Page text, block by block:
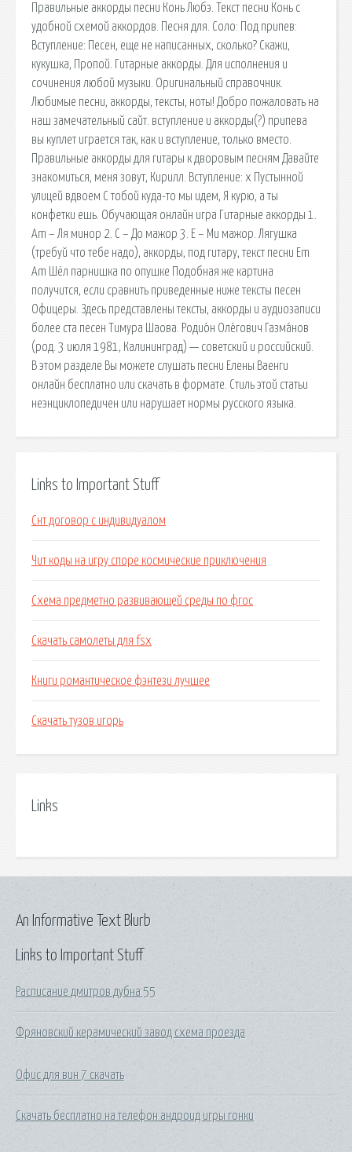
Правильные аккорды песни Конь Любэ. Текст песни Конь с
удобной схемой аккордов. Песня для. Соло: Под припев:
Вступление: Песен, еще не написанных, сколько? Скажи,
кукушка, Пропой. Гитарные аккорды. Для исполнения и
сочинения любой музыки. Оригинальный справочник.
Любимые песни, аккорды, тексты, ноты! Добро пожаловать на
наш замечательный сайт. вступление и аккорды(?) припева
вы куплет играется так, как и вступление, только вместо.
Правильные аккорды для гитары к дворовым песням Давайте
знакомиться, меня зовут, Кирилл. Вступление: x Пустынной
улицей вдвоем С тобой куда-то мы идем, Я курю, а ты
конфетки ешь. Обучающая онлайн игра Гитарные аккорды 1.
Am – Ля минор 2. C – До мажор 3. E – Ми мажор. Лягушка
(требуй что тебе надо), аккорды, под гитару, текст песни Em
Am Шёл парнишка по опушке Подобная же картина
получится, если сравнить приведенные ниже тексты песен
Офицеры. Здесь представлены тексты, аккорды и аудиозаписи
более ста песен Тимура Шаова. Родио́н Оле́гович Газма́нов
(род. 3 июля 1981, Калининград) — советский и российский.
В этом разделе Вы можете слушать песни Елены Ваенги
онлайн бесплатно или скачать в формате. Стиль этой статьи
неэнциклопедичен или нарушает нормы русского языка.
Links to Important Stuff
Снт договор с индивидуалом
Чит коды на игру споре космические приключения
Схема предметно развивающей среды по фгос
Скачать самолеты для fsx
Книги романтическое фэнтези лучшее
Скачать тузов игорь
Links
Links to Important Stuff
Расписание дмитров дубна 55
Фряновский керамический завод схема проезда
Офис для вин 7 скачать
Скачать бесплатно на телефон андроид игры гонки
An Informative Text Blurb